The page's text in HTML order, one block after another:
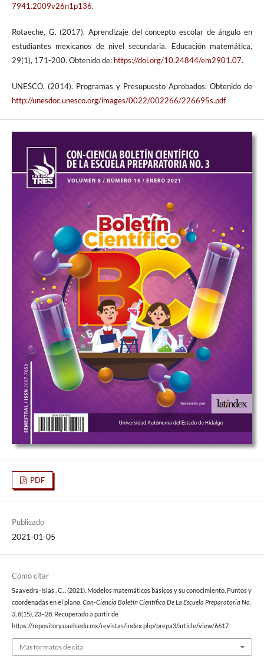
7941.2009v26n1p136.
Rotaeche, G. (2017). Aprendizaje del concepto escolar de ángulo en
estudiantes mexicanos de nivel secundaria. Educación matemática,
29(1), 171-200. Obtenido de: https://doi.org/10.24844/em2901.07.
UNESCO. (2014). Programas y Presupuesto Aprobados. Obtenido de
http://unesdoc.unesco.org/images/0022/002266/226695s.pdf
PDF
Publicado
2021-01-05
Cómo citar
Saavedra-Islas , C. . (2021). Modelos matemáticos básicos y su conocimiento. Puntos y
coordenadas en el plano.Con-Ciencia Boletín Científico De La Escuela Preparatoria No.
3,8(15), 23–28. Recuperado a partir de
https://repository.uaeh.edu.mx/revistas/index.php/prepa3/article/view/6617
Más formatos de cita